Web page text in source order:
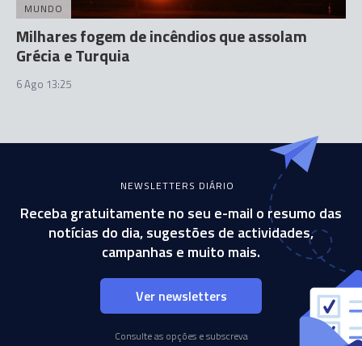
MUNDO
Milhares fogem de incêndios que assolam
Grécia e Turquia
6 Ago 13:25
NEWSLETTERS DIÁRIO
Receba gratuitamente no seu e-mail o resumo das
notícias do dia, sugestões de actividades,
campanhas e muito mais.
Ver newsletters
Consulte as opções e subscreva